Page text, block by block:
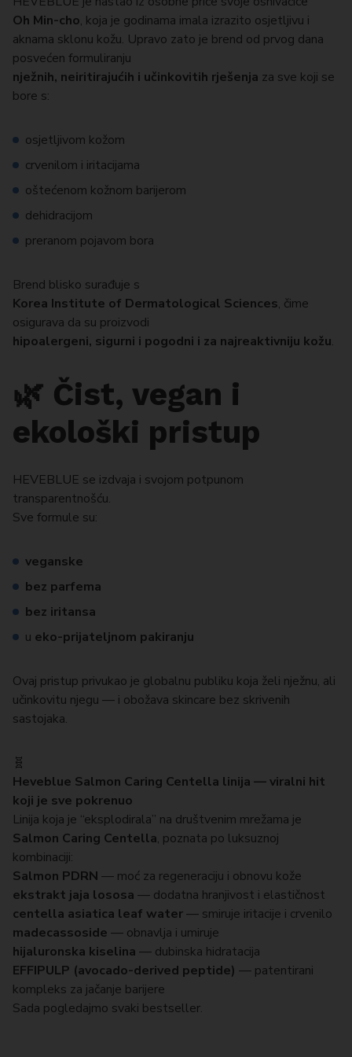
Oh Min-cho, koja je godinama imala izrazito osjetljivu i
aknama sklonu kožu. Upravo zato je brend od prvog dana
posvećen formuliranju
nježnih, neiritirajućih i učinkovitih rješenja za sve koji se
bore s:
osjetljivom kožom
crvenilom i iritacijama
oštećenom kožnom barijerom
dehidracijom
preranom pojavom bora
Brend blisko surađuje s
Korea Institute of Dermatological Sciences, čime
osigurava da su proizvodi
hipoalergeni, sigurni i pogodni i za najreaktivniju kožu.
🌿 Čist, vegan i
ekološki pristup
HEVEBLUE se izdvaja i svojom potpunom
transparentnošću.
Sve formule su:
veganske
bez parfema
bez iritansa
u eko-prijateljnom pakiranju
Ovaj pristup privukao je globalnu publiku koja želi nježnu, ali
učinkovitu njegu — i obožava skincare bez skrivenih
sastojaka.
🧬
Heveblue Salmon Caring Centella linija — viralni hit
koji je sve pokrenuo
Linija koja je “eksplodirala” na društvenim mrežama je
Salmon Caring Centella, poznata po luksuznoj
kombinaciji:
Salmon PDRN — moć za regeneraciju i obnovu kože
ekstrakt jaja lososa — dodatna hranjivost i elastičnost
centella asiatica leaf water— smiruje iritacije i crvenilo
madecassoside — obnavlja i umiruje
hijaluronska kiselina — dubinska hidratacija
EFFIPULP (avocado-derived peptide) — patentirani
kompleks za jačanje barijere
Sada pogledajmo svaki bestseller.